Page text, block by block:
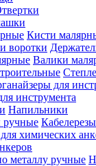
Кисти
Валики
инструмента
Напильники